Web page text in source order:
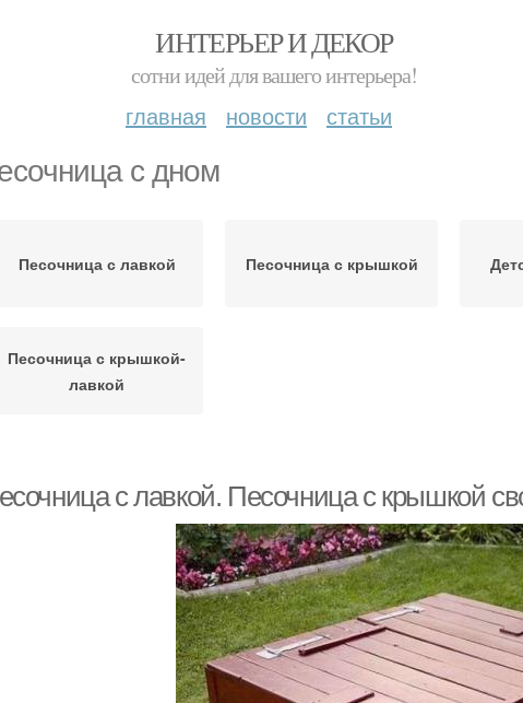
ИНТЕРЬЕР И ДЕКОР
сотни идей для вашего интерьера!
главная новости статьи
с дном
Песочница с лавкой Песочница с крышкой
Песочница с крышкой-
лавкой
с лавкой. Песочница с крышкой